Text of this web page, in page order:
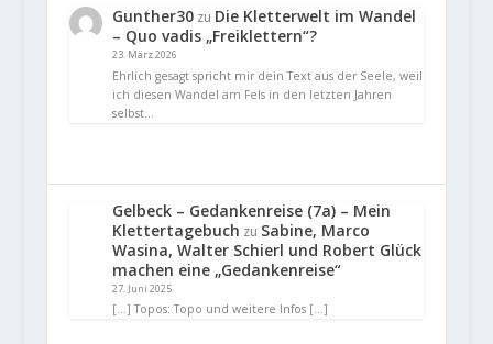
Gunther30zu Die Kletterwelt im Wandel
– Quo vadis „Freiklettern“?
23. März 2026
Ehrlich gesagt spricht mir dein Text aus der Seele, weil
ich diesen Wandel am Fels in den letzten Jahren
selbst…
Gelbeck – Gedankenreise (7a) – Mein
Klettertagebuch zu Sabine, Marco
Wasina, Walter Schierl und Robert Glück
machen eine „Gedankenreise“
27. Juni 2025
[…] Topos: Topo und weitere Infos […]